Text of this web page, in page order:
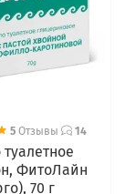
5 Отзывы 14
ФитоЛайн
70 г